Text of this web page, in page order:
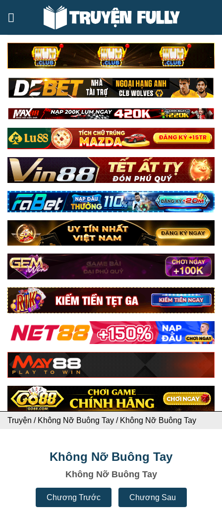
Truyện / Không Nỡ Buông Tay / Không Nỡ Buông Tay
Không Nỡ Buông Tay
Không Nỡ Buông Tay
Chương Trước Chương Sau